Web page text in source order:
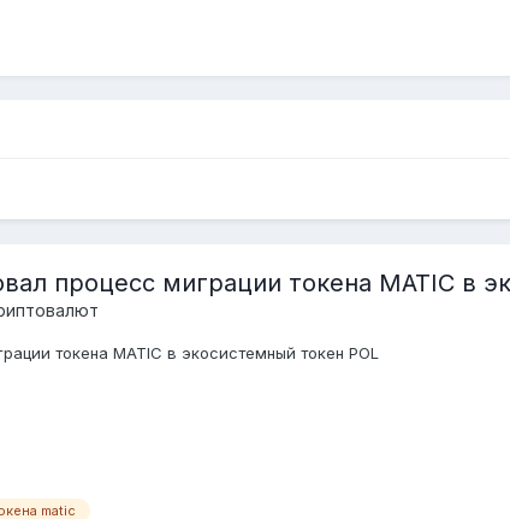
процесс миграции токена MATIC в
токена MATIC в экосистемный токен POL
matic